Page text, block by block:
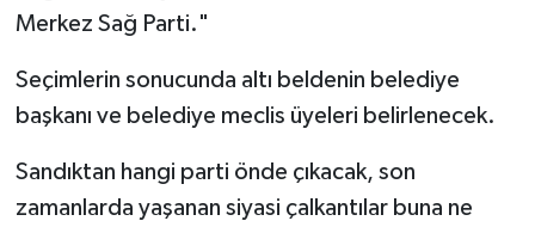
Merkez Sağ Parti."
Seçimlerin sonucunda altı beldenin belediye
başkanı ve belediye meclis üyeleri belirlenecek.
Sandıktan hangi parti önde çıkacak, son
zamanlarda yaşanan siyasi çalkantılar buna ne